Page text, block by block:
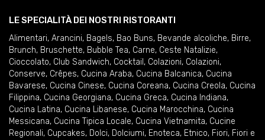
LE SPECIALITÀ DEI NOSTRI RISTORANTI
Alimentari, Arancini, Bagels, Bao Buns, Bevande alcoliche, Birre,
Brunch, Bruschette, Bubble Tea, Carne, Ceste Natalizie,
Cioccolato, Club Sandwich, Cocktail , Colazioni, Colazioni,
Conserve, Crêpes, Cucina Araba, Cucina Balcanica, Cucina
Bavarese, Cucina Cinese, Cucina Coreana, Cucina Creola, Cucina
Filippina, Cucina Georgiana, Cucina Greca, Cucina Indiana,
Cucina Latina, Cucina Libanese, Cucina Marocchina, Cucina
Messicana, Cucina Tipica Locale, Cucina Vietnamita, Cucine
Regionali, Cupcakes, Dolci, Dolciumi, Enoteca, Etnico, Fiori, Fiori e